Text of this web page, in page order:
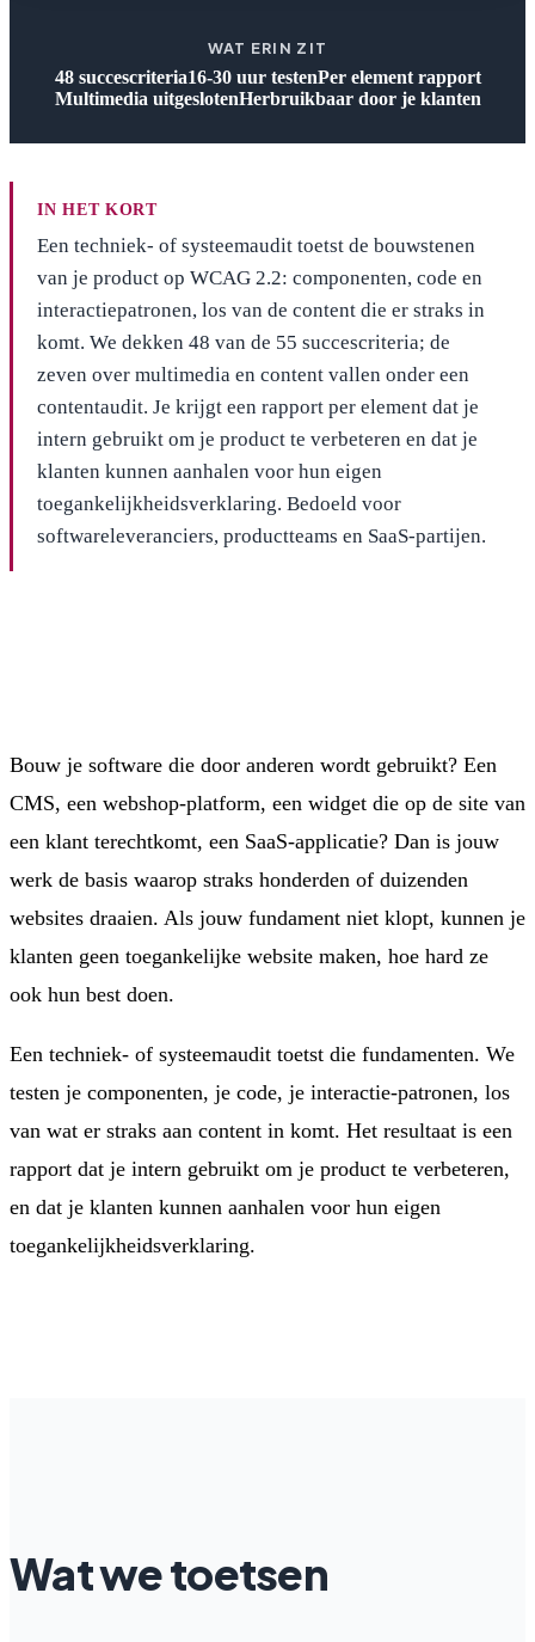
WAT ERIN ZIT
48 succescriteria16-30 uur testenPer element rapport
Multimedia uitgeslotenHerbruikbaar door je klanten
IN HET KORT
Een techniek- of systeemaudit toetst de bouwstenen
van je product op WCAG 2.2: componenten, code en
interactiepatronen, los van de content die er straks in
komt. We dekken 48 van de 55 succescriteria; de
zeven over multimedia en content vallen onder een
contentaudit. Je krijgt een rapport per element dat je
intern gebruikt om je product te verbeteren en dat je
klanten kunnen aanhalen voor hun eigen
toegankelijkheidsverklaring. Bedoeld voor
softwareleveranciers, productteams en SaaS-partijen.
Bouw je software die door anderen wordt gebruikt? Een
CMS, een webshop-platform, een widget die op de site van
een klant terechtkomt, een SaaS-applicatie? Dan is jouw
werk de basis waarop straks honderden of duizenden
websites draaien. Als jouw fundament niet klopt, kunnen je
klanten geen toegankelijke website maken, hoe hard ze
ook hun best doen.
Een techniek- of systeemaudit toetst die fundamenten. We
testen je componenten, je code, je interactie-patronen, los
van wat er straks aan content in komt. Het resultaat is een
rapport dat je intern gebruikt om je product te verbeteren,
en dat je klanten kunnen aanhalen voor hun eigen
toegankelijkheidsverklaring.
Wat we toetsen